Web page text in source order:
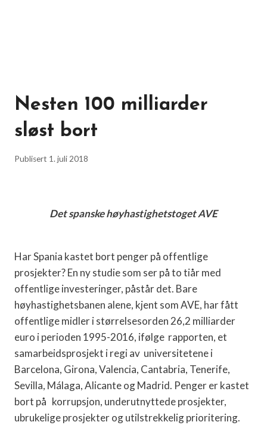
Nesten 100 milliarder
sløst bort
Publisert 1. juli 2018
Det spanske høyhastighetstoget AVE
Har Spania kastet bort penger på offentlige
prosjekter? En ny studie som ser på to tiår med
offentlige investeringer, påstårdet. Bare
høyhastighetsbanen alene, kjent som AVE, har fått
offentlige midler i størrelsesorden 26,2 milliarder
euro i perioden 1995-2016, ifølge rapporten, et
samarbeidsprosjekt i regi av universitetene i
Barcelona, ​​Girona, Valencia, Cantabria, Tenerife,
Sevilla, Málaga, Alicante og Madrid. Penger er kastet
bort på korrupsjon, underutnyttede prosjekter,
ubrukelige prosjekter og utilstrekkelig prioritering.